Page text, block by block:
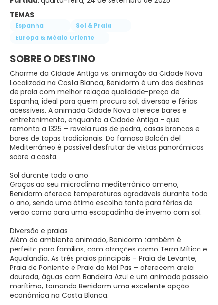
TEMAS
Espanha
Sol & Praia
Europa & Médio Oriente
SOBRE O DESTINO
Charme da Cidade Antiga vs. animação da Cidade Nova
Localizada na Costa Blanca, Benidorm é um dos destinos
de praia com melhor relação qualidade-preço de
Espanha, ideal para quem procura sol, diversão e férias
acessíveis. A animada Cidade Nova oferece bares e
entretenimento, enquanto a Cidade Antiga – que
remonta a 1325 – revela ruas de pedra, casas brancas e
bares de tapas tradicionais. Do famoso Balcón del
Mediterráneo é possível desfrutar de vistas panorâmicas
sobre a costa.
Sol durante todo o ano
Graças ao seu microclima mediterrânico ameno,
Benidorm oferece temperaturas agradáveis durante todo
o ano, sendo uma ótima escolha tanto para férias de
verão como para uma escapadinha de inverno com sol.
Diversão e praias
Além do ambiente animado, Benidorm também é
perfeito para famílias, com atrações como Terra Mítica e
Aqualandia. As três praias principais – Praia de Levante,
Praia de Poniente e Praia do Mal Pas – oferecem areia
dourada, águas com Bandeira Azul e um animado passeio
marítimo, tornando Benidorm uma excelente opção
económica na Costa Blanca.